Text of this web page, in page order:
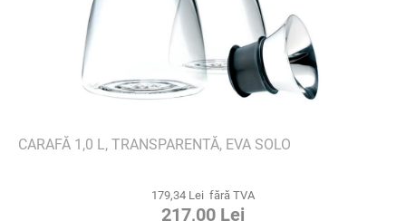
CARAFĂ 1,0 L, TRANSPARENTĂ, EVA SOLO
179,34 Lei fără TVA
217,00 Lei